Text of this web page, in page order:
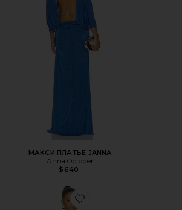
МАКСИ ПЛАТЬЕ JANNA
Anna October
$640
Favorite МАКСИ ПЛАТЬЕ AKARI